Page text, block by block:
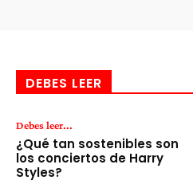
DEBES LEER
Debes leer...
¿Qué tan sostenibles son
los conciertos de Harry
Styles?